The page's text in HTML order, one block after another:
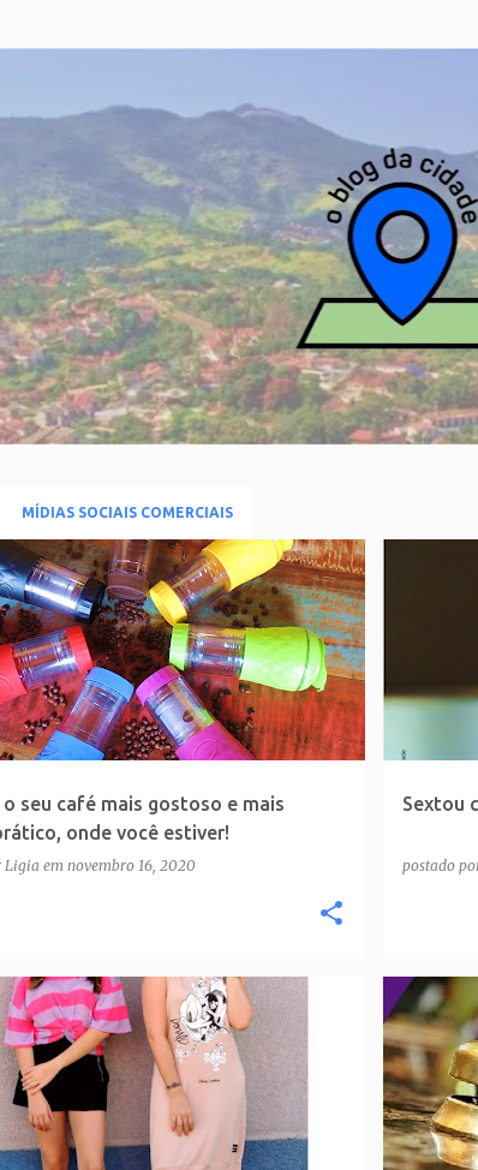
MÍDIAS SOCIAIS COMERCIAIS
o seu café mais gostoso e mais
onde você estiver!
Ligia em novembro 16, 2020
Sextou
postado